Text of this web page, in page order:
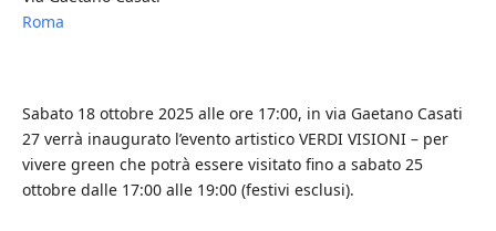
Roma
Sabato 18 ottobre 2025 alle ore 17:00, in via Gaetano Casati
27 verrà inaugurato l’evento artistico VERDI VISIONI – per
vivere green che potrà essere visitato fino a sabato 25
ottobre dalle 17:00 alle 19:00 (festivi esclusi).